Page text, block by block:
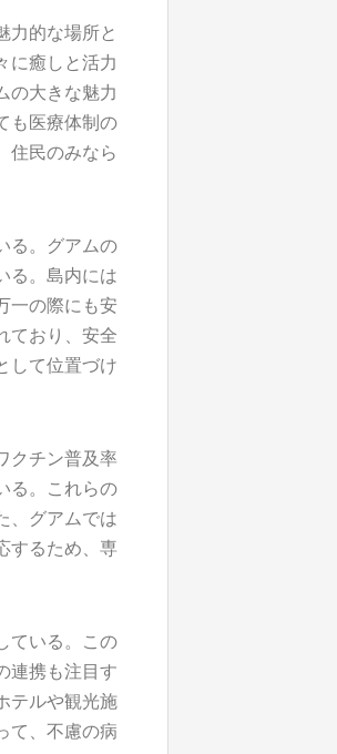
力的な場所と
に癒しと活力
の大きな魅力
も医療体制の
住民のみなら
る。グアムの
る。島内には
一の際にも安
ており、安全
して位置づけ
クチン普及率
る。これらの
、グアムでは
するため、専
ている。この
連携も注目す
テルや観光施
て、不慮の病